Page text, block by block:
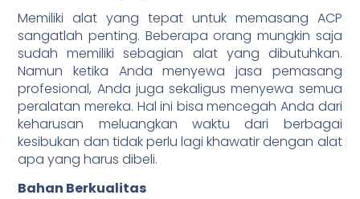
Memiliki alat yang tepat untuk memasang ACP
sangatlah penting. Beberapa orang mungkin saja
sudah memiliki sebagian alat yang dibutuhkan.
Namun ketika Anda menyewa jasa pemasang
profesional, Anda juga sekaligus menyewa semua
peralatan mereka. Hal ini bisa mencegah Anda dari
keharusan meluangkan waktu dari berbagai
kesibukan dan tidak perlu lagi khawatir dengan alat
apa yang harus dibeli.
Bahan Berkualitas